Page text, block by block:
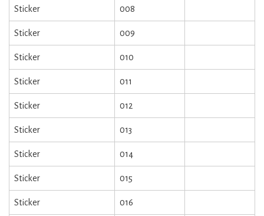
Sticker 008
Sticker 009
Sticker 010
Sticker 011
Sticker 012
Sticker 013
Sticker 014
Sticker 015
Sticker 016